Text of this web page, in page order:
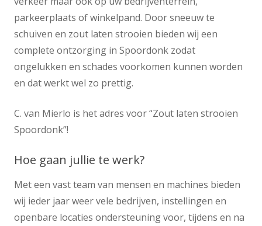
parkeerplaats of winkelpand. Door sneeuw te
schuiven en zout laten strooien bieden wij een
complete ontzorging in Spoordonk zodat
ongelukken en schades voorkomen kunnen worden
en dat werkt wel zo prettig.
C. van Mierlo is het adres voor “Zout laten strooien
Spoordonk”!
Hoe gaan jullie te werk?
Met een vast team van mensen en machines bieden
wij ieder jaar weer vele bedrijven, instellingen en
openbare locaties ondersteuning voor, tijdens en na